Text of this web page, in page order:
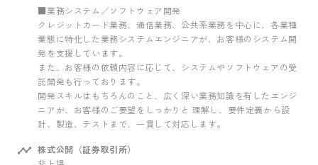
■業務システム／ソフトウェア開発
クレジットカード業務、通信業務、公共系業務を中心に、各業種
業態に特化した業務システムエンジニアが、お客様のシステム開
発を支援しています。
また、お客様の依頼内容に応じて、システムやソフトウェアの受
託開発も行っております。
開発スキルはもちろんのこと、広く深い業務知識を有したエンジ
ニアが、お客様のご要望をしっかりと 理解し、要件定義から設
計、製造、テストまで、一貫して対応します。
株式公開（証券取引所）